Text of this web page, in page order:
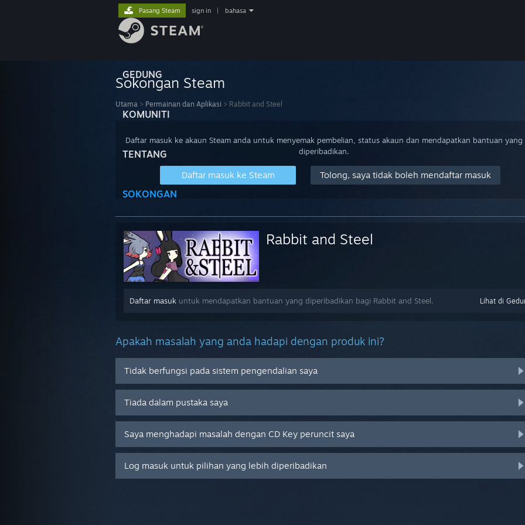
GEDUNG
KOMUNITI
TENTANG
SOKONGAN
Pasang Steam sign in bahasa
Sokongan Steam
Utama > Permainan dan Aplikasi > Rabbit and Steel
Daftar masuk ke akaun Steam anda untuk menyemak pembelian, status akaun dan mendapatkan bantuan yang
diperibadikan.
Daftar masuk ke Steam Tolong, saya tidak boleh mendaftar masuk
Rabbit and Steel
Lihat di
Daftar masuk untuk mendapatkan bantuan yang diperibadikan bagi Rabbit and Steel.
Apakah masalah yang anda hadapi dengan produk ini?
Tidak berfungsi pada sistem pengendalian saya
Tiada dalam pustaka saya
Saya menghadapi masalah dengan CD Key peruncit saya
Log masuk untuk pilihan yang lebih diperibadikan